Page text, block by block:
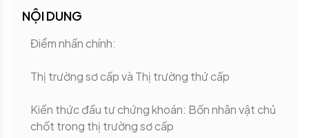
NỘI DUNG
Điểm nhấn chính:
Thị trường sơ cấp và Thị trường thứ cấp
Kiến thức đầu tư chứng khoán: Bốn nhân vật chủ
chốt trong thị trường sơ cấp